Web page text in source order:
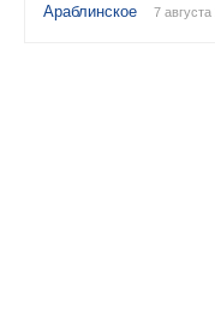
Араблинское
7